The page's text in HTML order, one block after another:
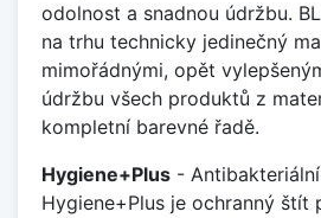
odolnost a snadnou údržbu.
na trhu technicky jedinečný
mimořádnými, opět
údržbu všech produktů z
kompletní barevné řadě.
Hygiene+Plus -
Hygiene+Plus je ochranný štít